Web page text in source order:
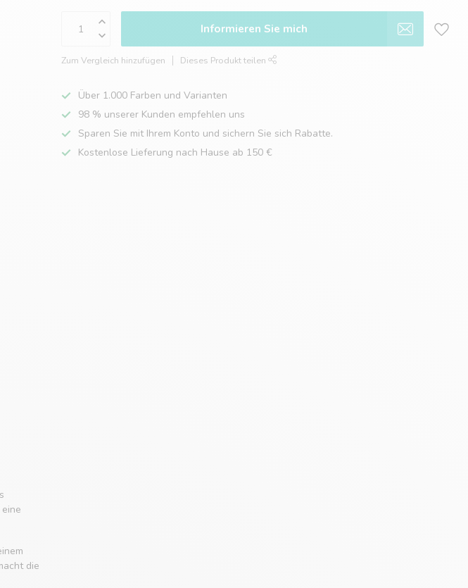
Informieren Sie mich
Zum Vergleich hinzufügen Dieses Produkt teilen
Über 1.000 Farben und Varianten
98 % unserer Kunden empfehlen uns
Sparen Sie mit Ihrem Konto und sichern Sie sich Rabatte.
Kostenlose Lieferung nach Hause ab 150 €
die